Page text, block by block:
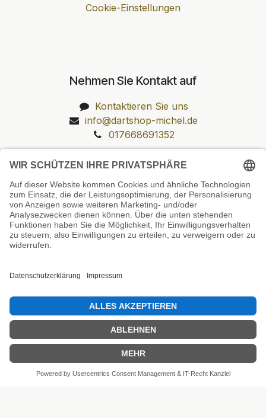
Cookie-Einstellungen
Nehmen Sie Kontakt auf
Kontaktieren Sie uns
info@dartshop-michel.de
017668691352
Unsere Prüfsiegel